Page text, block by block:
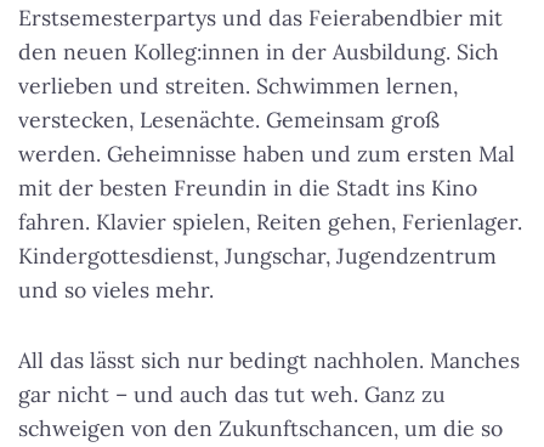
Erstsemesterpartys und das Feierabendbier mit
den neuen Kolleg:innen in der Ausbildung. Sich
verlieben und streiten. Schwimmen lernen,
verstecken, Lesenächte. Gemeinsam groß
werden. Geheimnisse haben und zum ersten Mal
mit der besten Freundin in die Stadt ins Kino
fahren. Klavier spielen, Reiten gehen, Ferienlager.
Kindergottesdienst, Jungschar, Jugendzentrum
und so vieles mehr.
All das lässt sich nur bedingt nachholen. Manches
gar nicht – und auch das tut weh. Ganz zu
schweigen von den Zukunftschancen, um die so